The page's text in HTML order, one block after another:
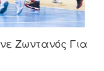
Ζωντανός Για